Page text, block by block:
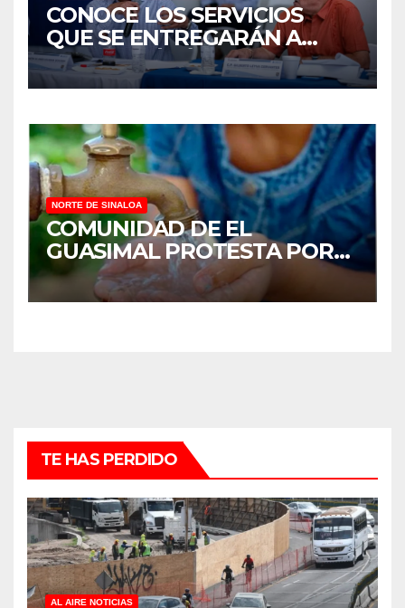
CONOCE LOS SERVICIOS
QUE SE ENTREGARÁN A
JUAN JOSÉ RÍOS
NORTE DE SINALOA
COMUNIDAD DE EL
GUASIMAL PROTESTA POR
FALTA DE AGUA POTABLE EN
MOCORITO
TE HAS PERDIDO
AL AIRE NOTICIAS